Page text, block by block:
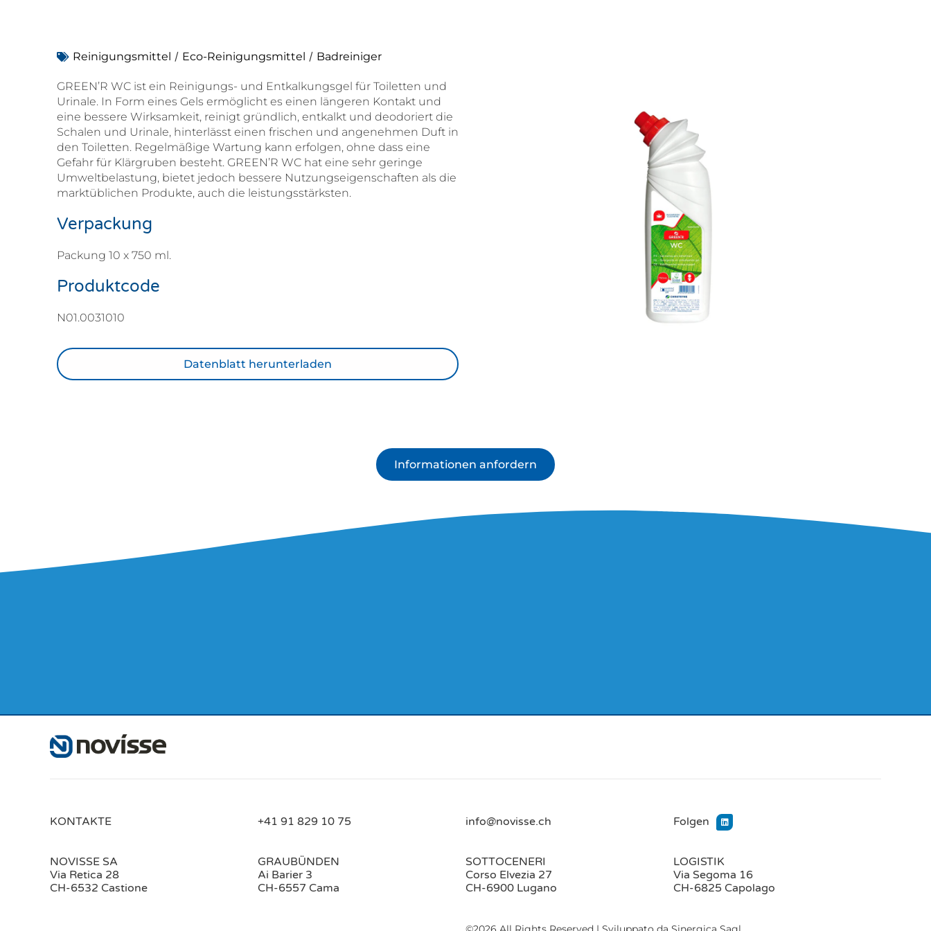
Reinigungsmittel / Eco-Reinigungsmittel / Badreiniger
GREEN’R WC ist ein Reinigungs- und Entkalkungsgel für Toiletten und
Urinale. In Form eines Gels ermöglicht es einen längeren Kontakt und
eine bessere Wirksamkeit, reinigt gründlich, entkalkt und deodoriert die
Schalen und Urinale, hinterlässt einen frischen und angenehmen Duft in
den Toiletten. Regelmäßige Wartung kann erfolgen, ohne dass eine
Gefahr für Klärgruben besteht. GREEN’R WC hat eine sehr geringe
Umweltbelastung, bietet jedoch bessere Nutzungseigenschaften als die
marktüblichen Produkte, auch die leistungsstärksten.
Verpackung
Packung 10 x 750 ml.
Produktcode
N01.0031010
Datenblatt herunterladen
Informationen anfordern
KONTAKTE +41 91 829 10 75 info@novisse.ch Folgen
NOVISSE SA
Via Retica 28
CH-6532 Castione
GRAUBÜNDEN
Ai Barier 3
CH-6557 Cama
SOTTOCENERI
Corso Elvezia 27
CH-6900 Lugano
LOGISTIK
Via Segoma 16
CH-6825 Capolago